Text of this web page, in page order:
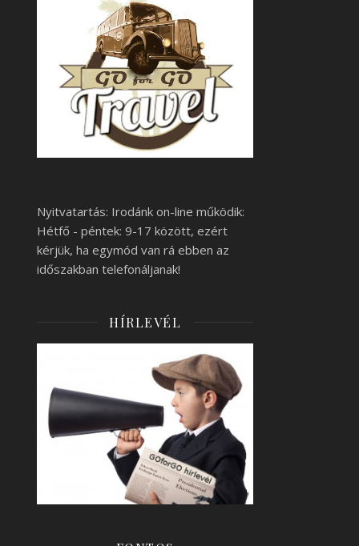
Nyitvatartás: Irodánk on-line működik:
Hétfő - péntek: 9-17 között, ezért
kérjük, ha egymód van rá ebben az
időszakban telefonáljanak!
HÍRLEVÉL